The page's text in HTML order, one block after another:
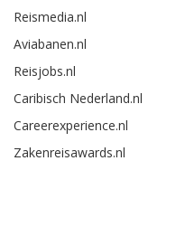
Reismedia.nl
Aviabanen.nl
Reisjobs.nl
Caribisch Nederland.nl
Careerexperience.nl
Zakenreisawards.nl